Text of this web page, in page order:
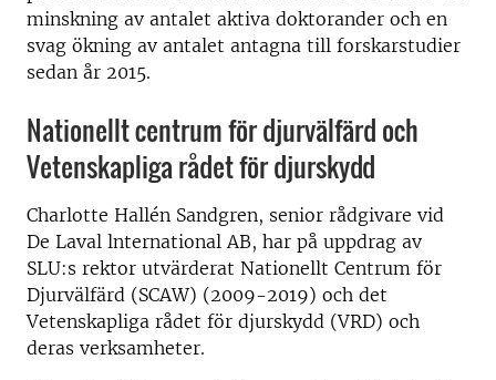
minskning av antalet aktiva doktorander och en
svag ökning av antalet antagna till forskarstudier
sedan år 2015.
Nationellt centrum för djurvälfärd och
Vetenskapliga rådet för djurskydd
Charlotte Hallén Sandgren, senior rådgivare vid
De Laval lnternational AB, har på uppdrag av
SLU:s rektor utvärderat Nationellt Centrum för
Djurvälfärd (SCAW) (2009-2019) och det
Vetenskapliga rådet för djurskydd (VRD) och
deras verksamheter.